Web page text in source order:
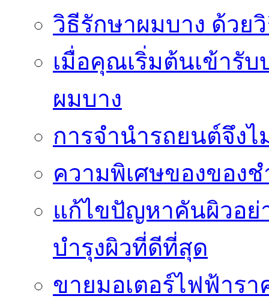
วิธีรักษาผมบาง ด้วย
เมื่อคุณเริ่มต้นเข้ารั
ผมบาง
การจำนำรถยนต์จึงไ
ความพิเศษของของ
แก้ไขปัญหาคันผิวอ
บำรุงผิวที่ดีที่สุด
ขายมอเตอร์ไฟฟ้าร